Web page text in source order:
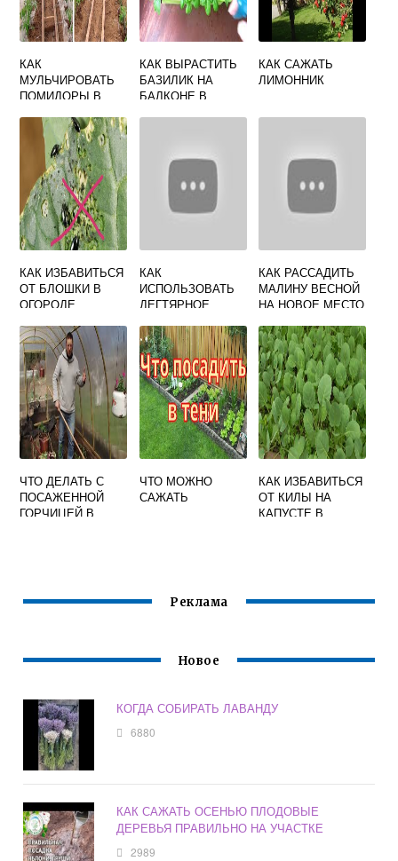
КАК
МУЛЬЧИРОВАТЬ
ПОМИДОРЫ В
КАК ВЫРАСТИТЬ
БАЗИЛИК НА
БАЛКОНЕ В
КАК САЖАТЬ
ЛИМОННИК
КАК ИЗБАВИТЬСЯ
ОТ БЛОШКИ В
ОГОРОДЕ
КРЕСТОЦВЕТНОЙ
КАК
ИСПОЛЬЗОВАТЬ
ДЕГТЯРНОЕ
ОГОРОДЕ
КАК РАССАДИТЬ
МАЛИНУ ВЕСНОЙ
НА НОВОЕ МЕСТО
ЧТО ДЕЛАТЬ С
ПОСАЖЕННОЙ
ГОРЧИЦЕЙ В
ЧТО МОЖНО
САЖАТЬ
КАК ИЗБАВИТЬСЯ
ОТ КИЛЫ НА
КАПУСТЕ В
Реклама
Новое
КОГДА СОБИРАТЬ ЛАВАНДУ
6880
КАК САЖАТЬ ОСЕНЬЮ ПЛОДОВЫЕ
ДЕРЕВЬЯ ПРАВИЛЬНО НА УЧАСТКЕ
2989